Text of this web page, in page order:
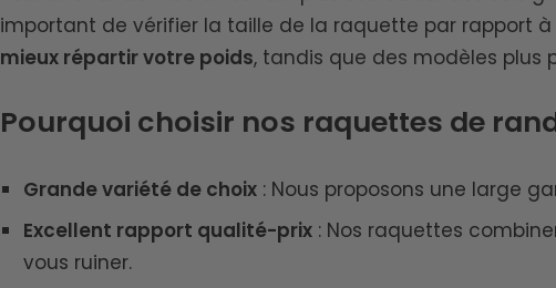
important de vérifier la taille de la raquette par rapport
mieux répartir votre poids, tandis que des modèles plus
Pourquoi choisir nos raquettes de
Grande variété de choix : Nous proposons une large
Excellent rapport qualité-prix : Nos raquettes
vous ruiner.